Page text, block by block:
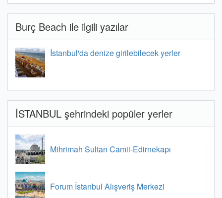
Burç Beach ile ilgili yazılar
İstanbul'da denize girilebilecek yerler
İSTANBUL şehrindeki popüler yerler
Mihrimah Sultan Camii-Edirnekapı
Forum İstanbul Alışveriş Merkezi